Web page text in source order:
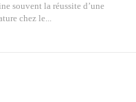
souvent la réussite d’une
chez le...